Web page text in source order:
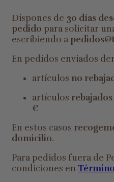
Dispones de 30 días
pedido para solicitar
escribiendo a
En pedidos enviados
artículos no
artículos
€
En estos casos
domicilio.
Para pedidos fuera de
condiciones en